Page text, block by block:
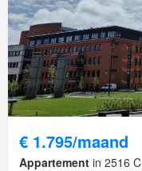
€ 1.795/maand
Appartement in 2516